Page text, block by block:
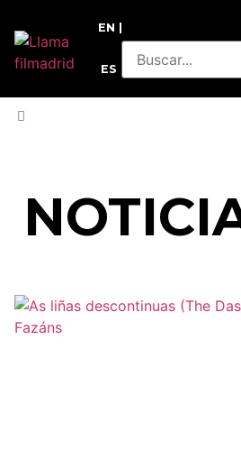
EN
ES